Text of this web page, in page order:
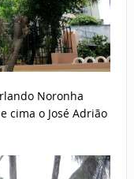
Noronha
cima o José Adrião